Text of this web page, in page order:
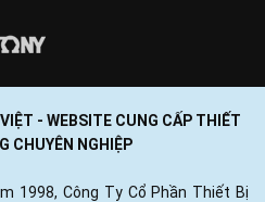
- WEBSITE CUNG CẤP THIẾT
CHUYÊN NGHIỆP
1998, Công Ty Cổ Phần Thiết Bị